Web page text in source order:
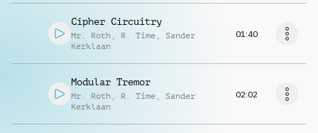
Cipher Circuitry
Mr. Roth , R. Time , Sander
Kerklaan
01:40
Modular Tremor
Mr. Roth , R. Time , Sander
Kerklaan
02:02